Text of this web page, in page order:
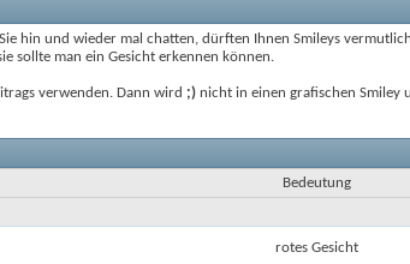
hin und wieder mal chatten, dürften Ihnen Smileys
sollte man ein Gesicht erkennen können.
verwenden. Dann wird ;) nicht in einen grafischen Smiley
Bedeutung
rotes Gesicht